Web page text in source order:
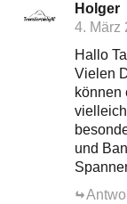
Holger
4. März
Hallo
Vielen
können
und